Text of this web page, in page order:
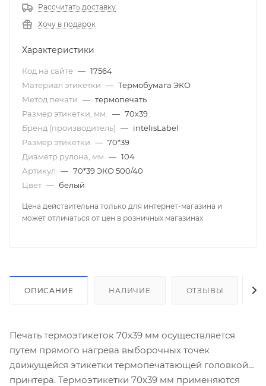
Рассчитать доставку
Хочу в подарок
Характеристики
Код на сайте — 17564
Материал этикетки — Термобумага ЭКО
Метод печати — термопечать
Размер этикетки, мм.
— 70х39
Бренд (производитель) — intelisLabel
Размер этикетки — 70*39
Диаметр рулона, мм — 104
Артикул — 70*39 ЭКО 500/40
Цвет — белый
Цена действительна только для интернет-магазина и
может отличаться от цен в розничных магазинах
ОПИСАНИЕ НАЛИЧИЕ ОТЗЫВЫ
Печать термоэтикеток 70х39 мм осуществляется
путем прямого нагрева выборочных точек
движущейся этикетки термопечатающей головкой
принтера. Термоэтикетки 70x39 мм применяются